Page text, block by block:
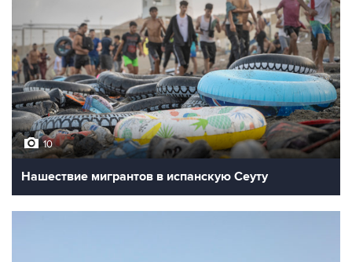
10
Нашествие мигрантов в испанскую Сеуту